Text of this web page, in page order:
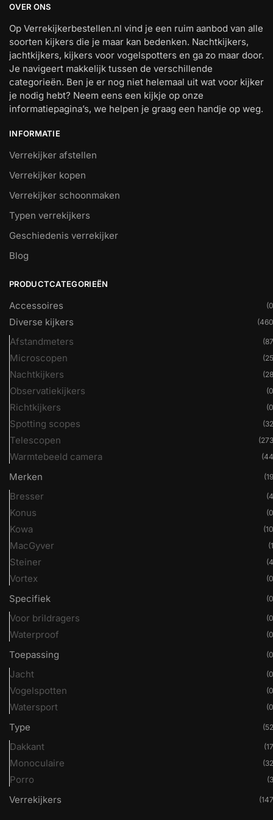
OVER ONS
Op Verrekijkerbestellen.nl vind je een ruim aanbod van alle
soorten kijkers die je maar kan bedenken. Nachtkijkers,
jachtkijkers, kijkers voor vogelspotters en ga zo maar door.
Je navigeert makkelijk tussen de verschillende
categorieën. Ben je er nog niet helemaal uit wat voor kijker
je nodig hebt? Neem eens een kijkje op onze
informatiepagina’s, we helpen je graag een handje op weg.
INFORMATIE
Verrekijker afstellen
Verrekijker kopen
Verrekijker schoonmaken
Typen verrekijkers
Geschiedenis verrekijker
Blog
PRODUCTCATEGORIEËN
Accessoires
Diverse kijkers
Afstandmeters
Microscopen
Nachtkijkers
Observatiekijkers
Richtkijkers
Spotting scopes
Telescopen
Warmtebeeld camera
Merken
Bresser
Konus
Kowa
MacGyver
Steiner
Vortex
Specifiek
Voor brildragers
Waterproof
Toepassing
Jacht
Vogelspotten
Watersport
Type
Dakkant
Monoculaire
Porro
Verrekijkers